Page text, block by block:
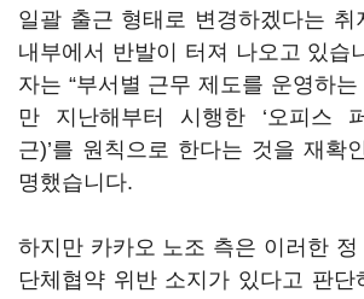
일괄 출근 형태로 변경하겠다는 취
내부에서 반발이 터져 나오고 있습
자는 “부서별 근무 제도를 운영하는
만 지난해부터 시행한 ‘오피스
근)’를 원칙으로 한다는 것을 재확
명했습니다.
하지만 카카오 노조 측은 이러한 정
단체협약 위반 소지가 있다고 판단